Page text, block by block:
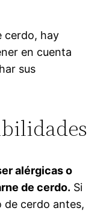
cerdo, hay
en cuenta
sus
alérgicas o
de cerdo. Si
de cerdo antes,